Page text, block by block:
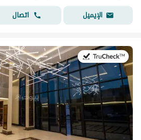
الإيميل
اتصال
في:20 يوليو 2026